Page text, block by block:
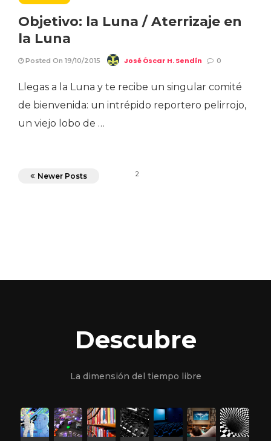
Objetivo: la Luna / Aterrizaje en
la Luna
Posted On 19/10/2015 José Óscar H. Sendín 0
Llegas a la Luna y te recibe un singular comité
de bienvenida: un intrépido reportero pelirrojo,
un viejo lobo de …
2
Newer Posts
Descubre
La dimensión del tiempo libre